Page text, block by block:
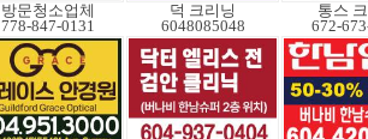
방문청소업체
778-847-0131
덕 크리닝
6048085048
통스
672-